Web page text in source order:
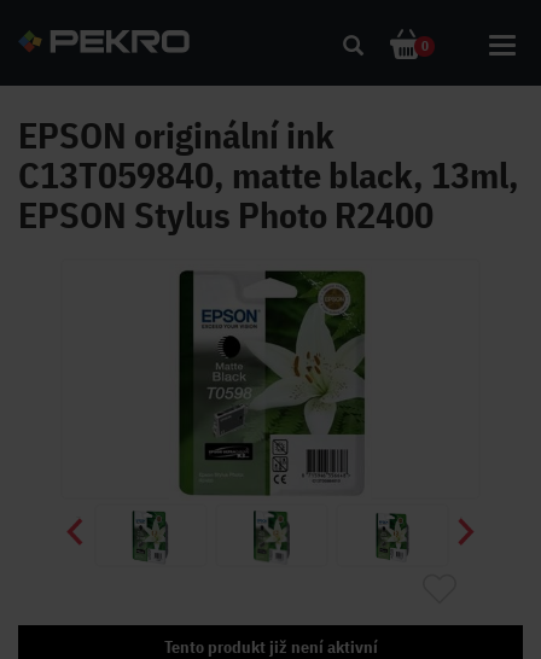
0
EPSON originální ink
C13T059840, matte black, 13ml,
EPSON Stylus Photo R2400
Tento produkt již není aktivní